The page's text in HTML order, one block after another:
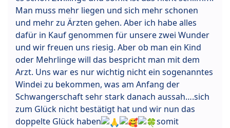
Man muss mehr liegen und sich mehr schonen
und mehr zu Ärzten gehen. Aber ich habe alles
dafür in Kauf genommen für unsere zwei Wunder
und wir freuen uns riesig. Aber ob man ein Kind
oder Mehrlinge will das bespricht man mit dem
Arzt. Uns war es nur wichtig nicht ein sogenanntes
Windei zu bekommen, was am Anfang der
Schwangerschaft sehr stark danach aussah….sich
zum Glück nicht bestätigt hat und wir nun das
doppelte Glück haben
somit